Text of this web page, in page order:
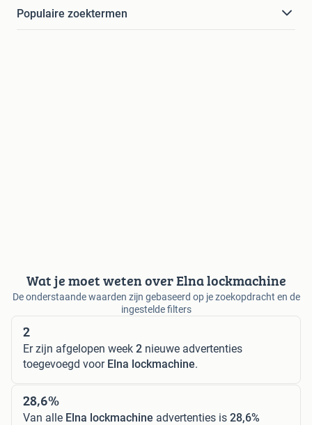
Populaire zoektermen
Wat je moet weten over Elna lockmachine
De onderstaande waarden zijn gebaseerd op je zoekopdracht en de
ingestelde filters
2
Er zijn afgelopen week 2 nieuwe advertenties
toegevoegd voor Elna lockmachine.
28,6%
Van alle Elna lockmachine advertenties is 28,6%